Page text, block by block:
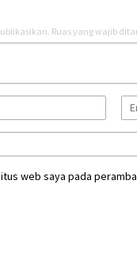
Ruas yang wajib
web saya pada